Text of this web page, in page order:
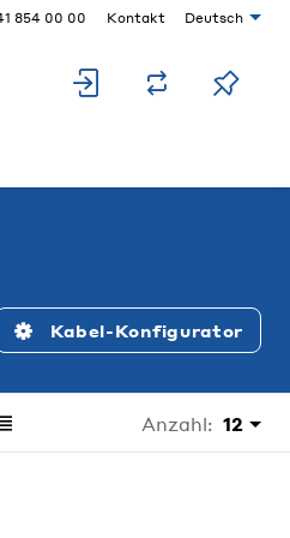
854 00 00 Kontakt Deutsch
Kabel-Konfigurator
Anzahl: 12